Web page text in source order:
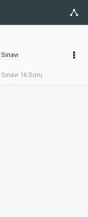
16.Soru